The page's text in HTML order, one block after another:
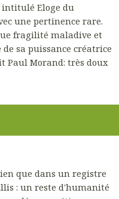
intitulé Eloge du
une pertinence rare.
fragilité maladive et
sa puissance créatrice
Paul Morand: très doux
que dans un registre
: un reste d'humanité